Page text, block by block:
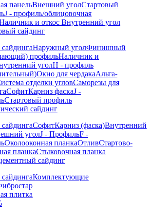
панельВнешний уголСтартовый
J - профиль/облицовочная
и откос Внутренний угол
сайдинг
Наружный уголФинишный
профильНаличник и
уголH - профиль
Окно для чердакаАльта-
отделки угловСаморезы для
СофитКарниз фаскаJ -
Стартовый профиль
сайдинг
СофитКарниз (фаска)Внутренний
уголJ - ПрофильF -
Околооконная планкаОтливСтартово-
планкаСтыковочная планка
сайдинг
Комплектующие
плитка